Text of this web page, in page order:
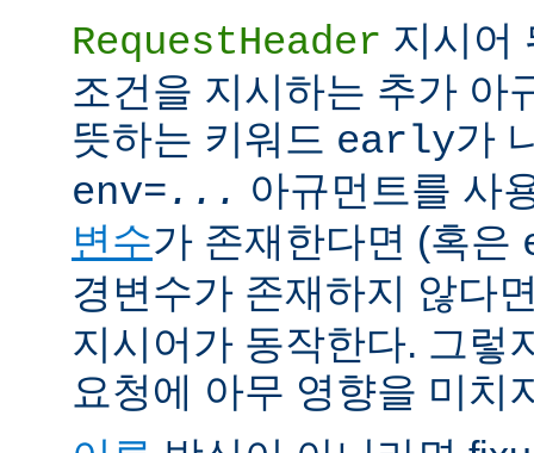
RequestHeader 지시어
조건을 지시하는 추가 아
뜻하는 키워드 early가
env=... 아규먼트를 사
변수가 존재한다면 (혹은
경변수가 존재하지 않다
지시어가 동작한다. 그렇
요청에 아무 영향을 미치